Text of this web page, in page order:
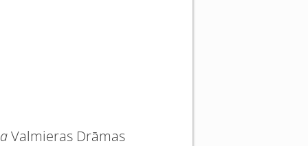
Valmieras Drāmas